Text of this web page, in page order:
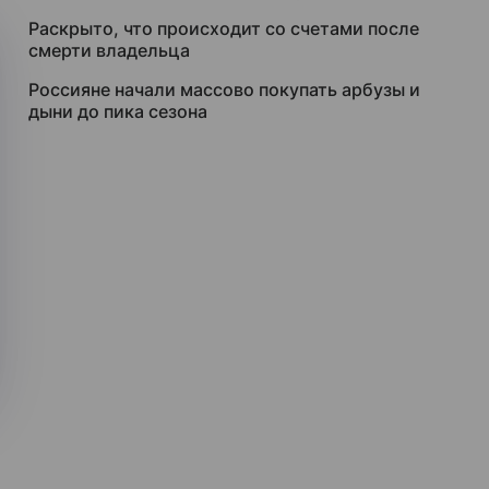
Раскрыто, что происходит со счетами после
смерти владельца
Россияне начали массово покупать арбузы и
дыни до пика сезона